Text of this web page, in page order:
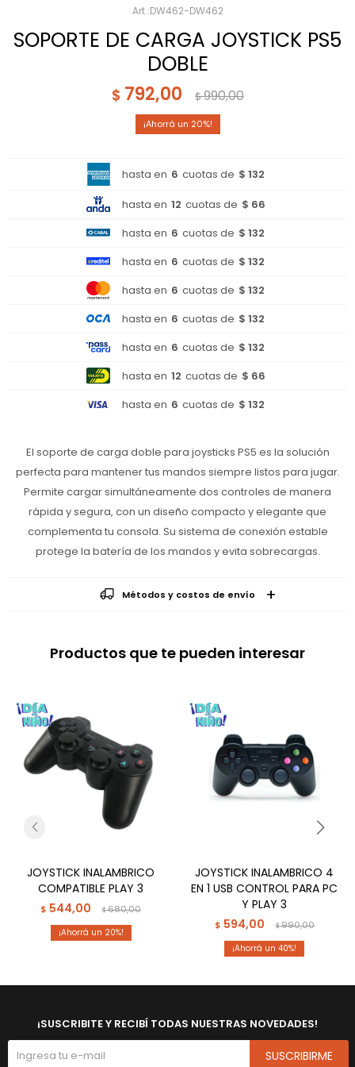
DW462-DW462
SOPORTE DE CARGA JOYSTICK PS5
DOBLE
$ 792,00 $990,00
20
hasta en 6 cuotas de $ 132
hasta en 12 cuotas de $ 66
hasta en 6 cuotas de $ 132
hasta en 6 cuotas de $ 132
hasta en 6 cuotas de $ 132
hasta en 6 cuotas de $ 132
hasta en 6 cuotas de $ 132
hasta en 12 cuotas de $ 66
hasta en 6 cuotas de $ 132
El soporte de carga doble para joysticks PS5 es la solución
perfecta para mantener tus mandos siempre listos para jugar.
Permite cargar simultáneamente dos controles de manera
rápida y segura, con un diseño compacto y elegante que
complementa tu consola. Su sistema de conexión estable
protege la batería de los mandos y evita sobrecargas.
Métodos y costos de envío
Productos que te pueden interesar
JOYSTICK INALAMBRICO
COMPATIBLE PLAY 3
$ 544,00 $680,00
20
JOYSTICK INALAMBRICO 4
EN 1 USB CONTROL PARA PC
Y PLAY 3
$ 594,00 $990,00
40
¡SUSCRIBITE Y RECIBÍ TODAS NUESTRAS NOVEDADES!
SUSCRIBIRME